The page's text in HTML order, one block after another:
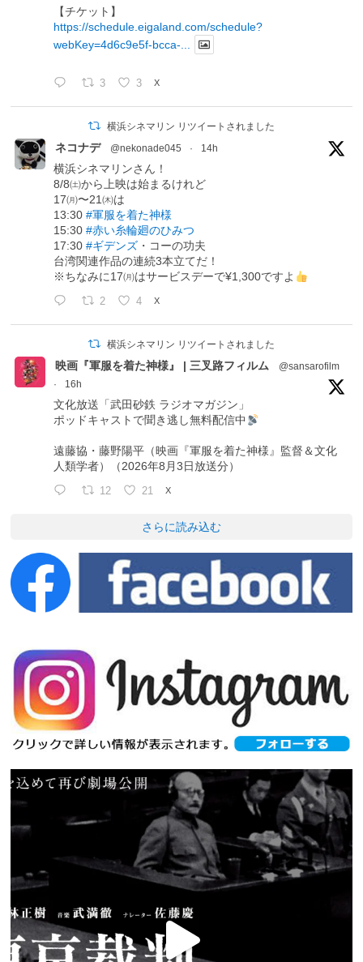
【チケット】
https://schedule.eigaland.com/schedule?
webKey=4d6c9e5f-bcca-...
3 3 X
横浜シネマリン リツイートされました
ネコナデ @nekonade045 · 14h
横浜シネマリンさん！
8/8㈯から上映は始まるけれど
17㈪〜21㈭は
13:30#軍服を着た神様
15:30#赤い糸輪廻のひみつ
17:30#ギデンズ ・コーの功夫
台湾関連作品の連続3本立てだ！
※ちなみに17㈪はサービスデーで¥1,300ですよ
2 4 X
横浜シネマリン リツイートされました
映画『軍服を着た神様』 | 三叉路フィルム
@sansarofilm
·
16h
文化放送「武田砂鉄 ラジオマガジン」
ポッドキャストで聞き逃し無料配信中
遠藤協・藤野陽平（映画『軍服を着た神様』監督＆文化
人類学者）（2026年8月3日放送分）
12 21 X
さらに読み込む